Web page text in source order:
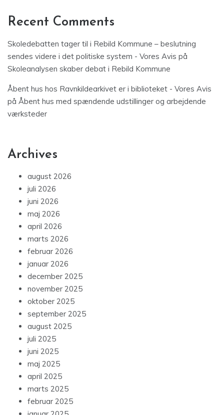
Recent Comments
Skoledebatten tager til i Rebild Kommune – beslutning
sendes videre i det politiske system - Vores Avis på
Skoleanalysen skaber debat i Rebild Kommune
Åbent hus hos Ravnkildearkivet er i biblioteket - Vores Avis
på Åbent hus med spændende udstillinger og arbejdende
værksteder
Archives
august 2026
juli 2026
juni 2026
maj 2026
april 2026
marts 2026
februar 2026
januar 2026
december 2025
november 2025
oktober 2025
september 2025
august 2025
juli 2025
juni 2025
maj 2025
april 2025
marts 2025
februar 2025